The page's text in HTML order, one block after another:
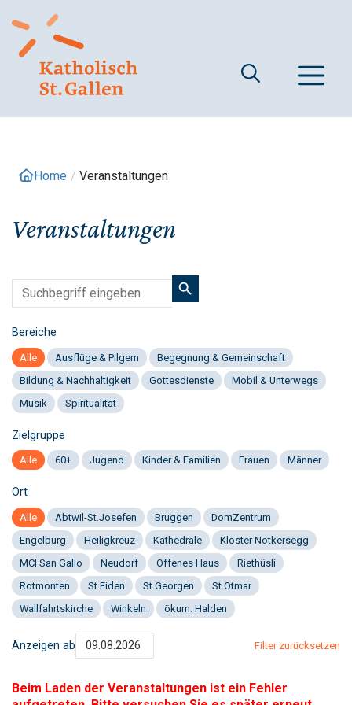
zum
Inhalt
Home / Veranstaltungen
Veranstaltungen
Bereiche
Alle Ausflüge & Pilgern
Begegnung & Gemeinschaft
Bildung & Nachhaltigkeit
Gottesdienste
Mobil & Unterwegs
Musik
Spiritualität
Zielgruppe
Alle 60+ Jugend Kinder & Familien Frauen Männer
Ort
Alle Abtwil-St.Josefen Bruggen
DomZentrum
Engelburg
Heiligkreuz Kathedrale
Kloster Notkersegg
MCI San Gallo
Neudorf Offenes Haus
Riethüsli
Rotmonten
St.Fiden St.Georgen
St.Otmar
Wallfahrtskirche
Winkeln ökum. Halden
Anzeigen ab Filter zurücksetzen
Beim Laden der Veranstaltungen ist ein Fehler